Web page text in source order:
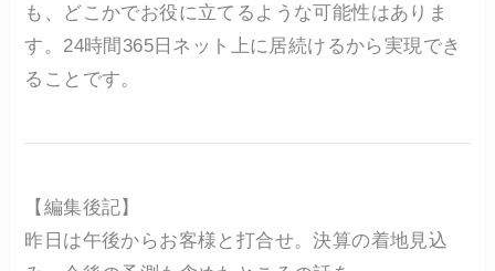
も、どこかでお役に立てるような可能性はありま
す。24時間365日ネット上に居続けるから実現でき
ることです。
【編集後記】
昨日は午後からお客様と打合せ。決算の着地見込